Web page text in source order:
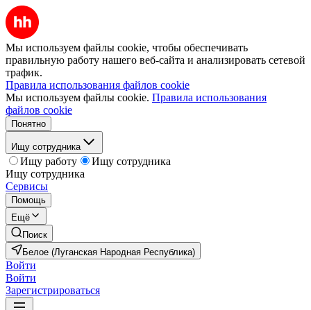
Мы используем файлы cookie, чтобы обеспечивать
правильную работу нашего веб-сайта и анализировать сетевой
трафик.
Правила использования файлов cookie
Мы используем файлы cookie. Правила использования
файлов cookie
Понятно
Ищу сотрудника
Ищу работу
Ищу сотрудника
Ищу сотрудника
Сервисы
Помощь
Ещё
Поиск
Белое (Луганская Народная Республика)
Войти
Войти
Зарегистрироваться